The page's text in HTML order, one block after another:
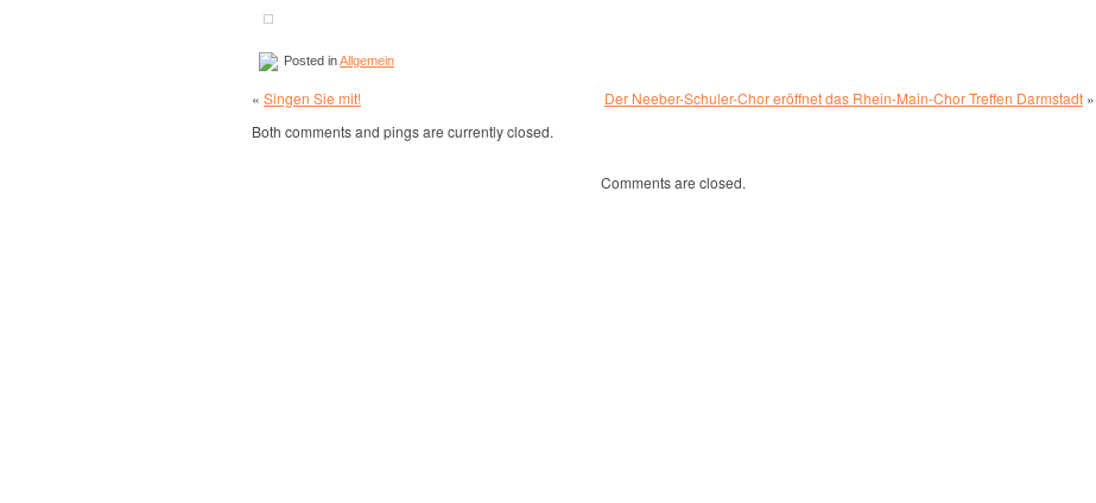
Posted inAllgemein
« Singen Sie mit! Der Neeber-Schuler-Chor eröffnet das Rhein-Main-Chor Treffen Darmstadt »
Both comments and pings are currently closed.
Comments are closed.